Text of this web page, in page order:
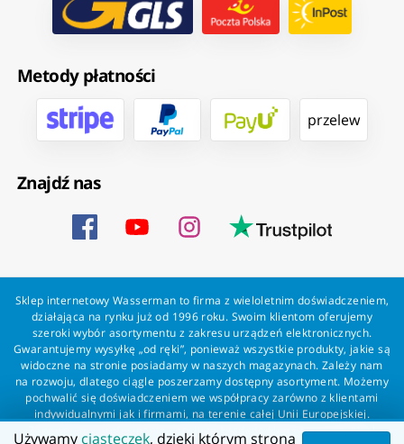
Metody płatności
przelew
Znajdź nas
Sklep internetowy Wasserman to firma z wieloletnim doświadczeniem,
działająca na rynku już od 1996 roku. Swoim klientom oferujemy
szeroki wybór asortymentu z zakresu urządzeń elektronicznych.
Gwarantujemy wysyłkę „od ręki”, ponieważ wszystkie produkty, jakie są
widoczne na stronie posiadamy w naszych magazynach. Zależy nam
na rozwoju, dlatego ciągle poszerzamy dostępny asortyment. Możemy
pochwalić się doświadczeniem we współpracy zarówno z klientami
indywidualnymi jak i firmami, na terenie całej Unii Europejskiej.
Zapewniamy profesjonalną obsługę każdego klienta oraz szybką i
Używamy ciasteczek, dzięki którym strona